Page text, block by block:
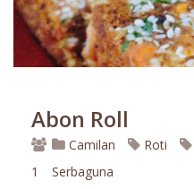
Abon Roll
1
Camilan Roti
Serbaguna